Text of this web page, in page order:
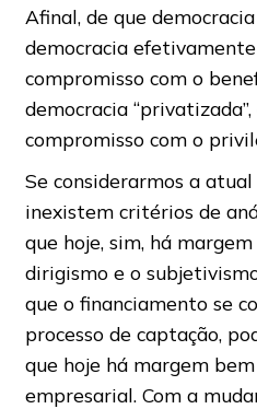
Afinal, de que
democracia
compromisso com o
democracia
compromisso com o
Se considerarmos a
inexistem critérios de
que hoje, sim, há
dirigismo e o
que o financiamento se
processo de captação,
que hoje há margem
empresarial. Com a